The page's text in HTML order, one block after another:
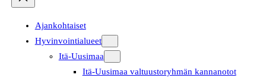
Ajankohtaiset
Hyvinvointialueet
Itä-Uusimaa
Itä-Uusimaa valtuustoryhmän kannanotot